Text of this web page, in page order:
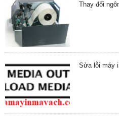
Thay đổi
Sửa lỗi máy